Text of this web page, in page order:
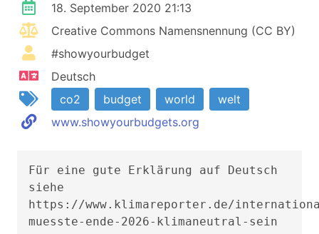
18. September 2020 21:13
Creative Commons Namensnennung (CC BY)
#showyourbudget
Deutsch
co2
budget world
welt
www.showyourbudgets.org
Für eine gute Erklärung auf Deutsch
siehe
https://www.klimareporter.de/
muesste-ende-2026-klimaneutral-sein